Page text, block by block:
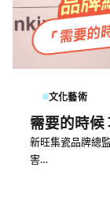
文化藝術
需要的時候
新旺集瓷品牌總
害…